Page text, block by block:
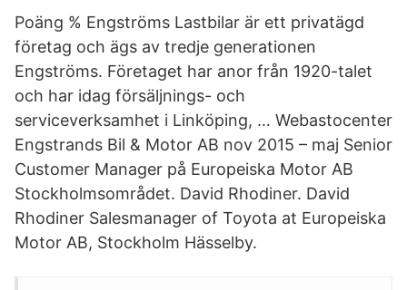
Poäng % Engströms Lastbilar är ett privatägd
företag och ägs av tredje generationen
Engströms. Företaget har anor från 1920-talet
och har idag försäljnings- och
serviceverksamhet i Linköping, … Webastocenter
Engstrands Bil & Motor AB nov 2015 – maj Senior
Customer Manager på Europeiska Motor AB
Stockholmsområdet. David Rhodiner. David
Rhodiner Salesmanager of Toyota at Europeiska
Motor AB, Stockholm Hässelby.